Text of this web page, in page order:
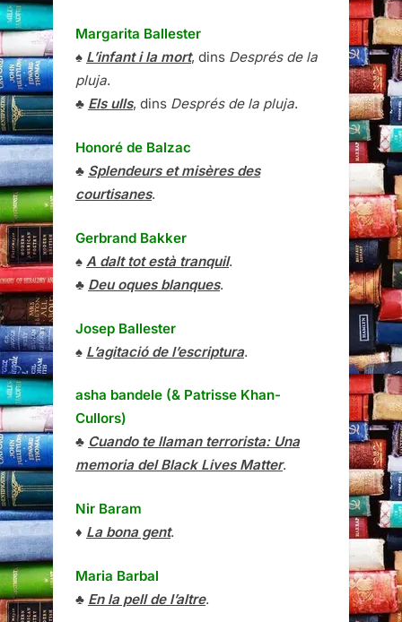
Margarita Ballester
♠ L’infant i la mort, dins Després de la
pluja.
♣ Els ulls, dins Després de la pluja.
Honoré de Balzac
♣ Splendeurs et misères des
courtisanes.
Gerbrand Bakker
♠ A dalt tot està tranquil.
♣ Deu oques blanques.
Josep Ballester
♠ L’agitació de l’escriptura.
asha bandele (& Patrisse Khan-
Cullors)
♣ Cuando te llaman terrorista: Una
memoria del Black Lives Matter.
Nir Baram
♦ La bona gent.
Maria Barbal
♣ En la pell de l’altre.